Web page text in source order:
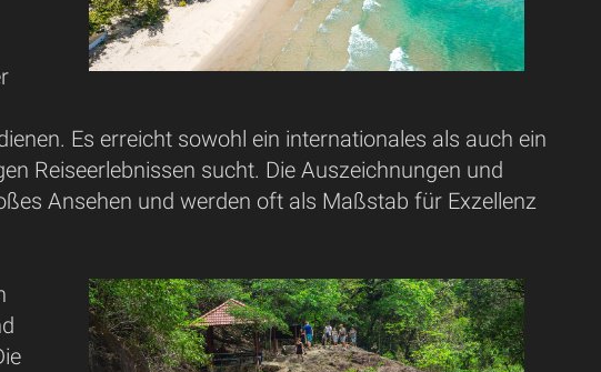
Es erreicht sowohl ein internationales als auch ein
Reiseerlebnissen sucht. Die Auszeichnungen und
Ansehen und werden oft als Maßstab für Exzellenz